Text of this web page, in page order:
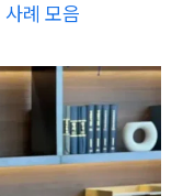
사례 모음